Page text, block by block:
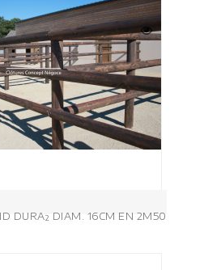
DURA² DIAM. 16CM EN 2M50